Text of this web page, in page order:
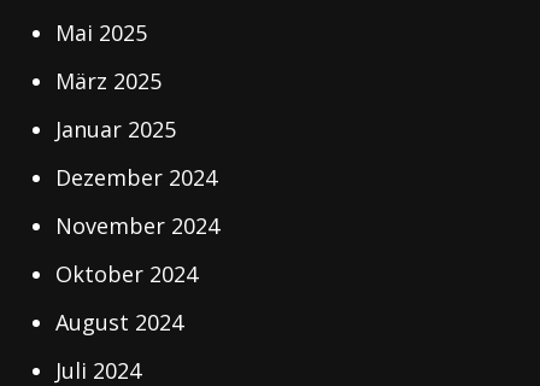
Mai 2025
März 2025
Januar 2025
Dezember 2024
November 2024
Oktober 2024
August 2024
Juli 2024